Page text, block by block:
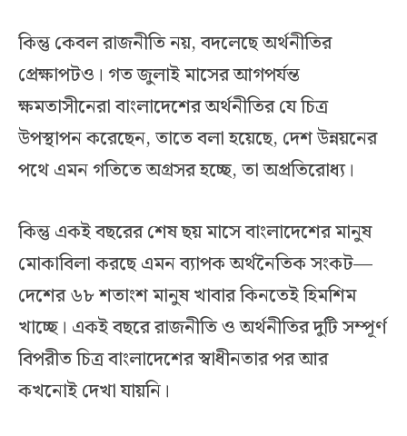
কিন্তু কেবল রাজনীতি নয়, বদলেছে অর্থনীতির
প্রেক্ষাপটও। গত জুলাই মাসের আগপর্যন্ত
ক্ষমতাসীনেরা বাংলাদেশের অর্থনীতির যে চিত্র
উপস্থাপন করেছেন, তাতে বলা হয়েছে, দেশ উন্নয়নের
পথে এমন গতিতে অগ্রসর হচ্ছে, তা অপ্রতিরোধ্য।
কিন্তু একই বছরের শেষ ছয় মাসে বাংলাদেশের মানুষ
মোকাবিলা করছে এমন ব্যাপক অর্থনৈতিক সংকট—
দেশের ৬৮ শতাংশ মানুষ খাবার কিনতেই হিমশিম
খাচ্ছে। একই বছরে রাজনীতি ও অর্থনীতির দুটি সম্পূর্ণ
বিপরীত চিত্র বাংলাদেশের স্বাধীনতার পর আর
কখনোই দেখা যায়নি।